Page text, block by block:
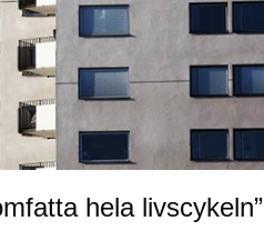
hela livscykeln”